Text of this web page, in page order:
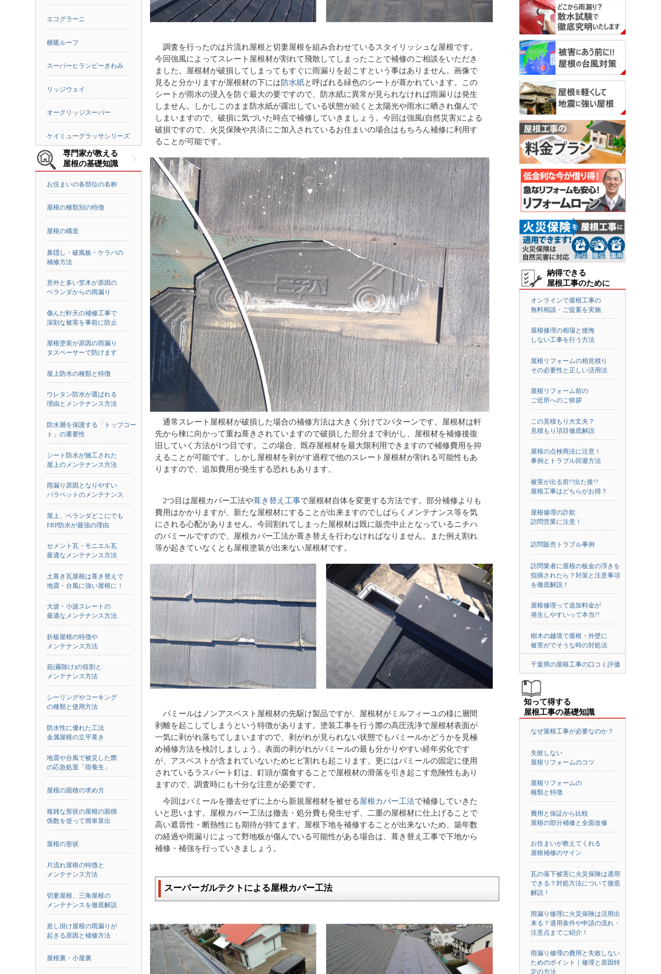
エコグラーニ
横暖ルーフ
スーパーヒランビーきわみ
リッジウェイ
オークリッジスーパー
ケイミューグラッサシリーズ
専門家が教える
屋根の基礎知識
お住まいの各部位の名称
屋根の種類別の特徴
屋根の構造
鼻隠し・破風板・ケラバの
補修方法
意外と多い笠木が原因の
ベランダからの雨漏り
傷んだ軒天の補修工事で
深刻な被害を事前に防止
屋根塗装が原因の雨漏り
タスペーサーで防げます
屋上防水の種類と特徴
ウレタン防水が選ばれる
理由とメンテナンス方法
防水層を保護する「トップコー
ト」の重要性
シート防水が施工された
屋上のメンテナンス方法
雨漏り原因となりやすい
パラペットのメンテナンス
屋上、ベランダどこにでも
FRP防水が最強の理由
セメント瓦・モニエル瓦
最適なメンテナンス方法
土葺き瓦屋根は葺き替えで
地震・台風に強い屋根に！
大波・小波スレートの
最適なメンテナンス方法
折板屋根の特徴や
メンテナンス方法
庇(霧除け)の役割と
メンテナンス方法
シーリングやコーキング
の種類と使用方法
防水性に優れた工法
金属屋根の立平葺き
地震や台風で被災した際
の応急処置「雨養生」
屋根の面積の求め方
複雑な形状の屋根の面積
係数を使って簡単算出
屋根の形状
片流れ屋根の特徴と
メンテナンス方法
切妻屋根、三角屋根の
メンテナンスを徹底解説
差し掛け屋根の雨漏りが
起きる原因と補修方法
屋根裏・小屋裏
調査を行ったのは片流れ屋根と切妻屋根を組み合わせているスタイリッシュな屋根です。
今回強風によってスレート屋根材が割れて飛散してしまったことで補修のご相談をいただき
ました。屋根材が破損してしまってもすぐに雨漏りを起こすという事はありません。画像で
見ると分かりますが屋根材の下には防水紙と呼ばれる緑色のシートが葺かれています。この
シートが雨水の浸入を防ぐ最大の要ですので、防水紙に異常が見られなければ雨漏りは発生
しません。しかしこのまま防水紙が露出している状態が続くと太陽光や雨水に晒され傷んで
しまいますので、破損に気づいた時点で補修していきましょう。今回は強風(自然災害)による
破損ですので、火災保険や共済にご加入されているお住まいの場合はもちろん補修に利用す
ることが可能です。
通常スレート屋根材が破損した場合の補修方法は大きく分けて2パターンです。屋根材は軒
先から棟に向かって重ね葺きされていますので破損した部分まで剥がし、屋根材を補修後復
旧していく方法が1つ目です。この場合、既存屋根材を最大限利用できますので補修費用を抑
えることが可能です。しかし屋根材を剥がす過程で他のスレート屋根材が割れる可能性もあ
りますので、追加費用が発生する恐れもあります。
2つ目は屋根カバー工法や葺き替え工事で屋根材自体を変更する方法です。部分補修よりも
費用はかかりますが、新たな屋根材にすることが出来ますのでしばらくメンテナンス等を気
にされる心配がありません。今回割れてしまった屋根材は既に販売中止となっているニチハ
のパミールですので、屋根カバー工法か葺き替えを行わなければなりません。また例え割れ
等が起きていなくとも屋根塗装が出来ない屋根材です。
パミールはノンアスベスト屋根材の先駆け製品ですが、屋根材がミルフィーユの様に層間
剥離を起こしてしまうという特徴があります。塗装工事を行う際の高圧洗浄で屋根材表面が
一気に剥がれ落ちてしまいますので、剥がれが見られない状態でもパミールかどうかを見極
め補修方法を検討しましょう。表面の剥がれがパミールの最も分かりやすい経年劣化です
が、アスベストが含まれていないためヒビ割れも起こります。更にはパミールの固定に使用
されているラスパート釘は、釘頭が腐食することで屋根材の滑落を引き起こす危険性もあり
ますので、調査時にも十分な注意が必要です。
今回はパミールを撤去せずに上から新規屋根材を被せる 屋根カバー工法で補修していきた
いと思います。屋根カバー工法は撤去・処分費も発生せず、二重の屋根材に仕上げることで
高い遮音性・断熱性にも期待が持てます。屋根下地を補修することが出来ないため、築年数
の経過や雨漏りによって野地板が傷んでいる可能性がある場合は、葺き替え工事で下地から
補修・補強を行っていきましょう。
スーパーガルテクトによる屋根カバー工法
納得できる
屋根工事のために
オンラインで屋根工事の
無料相談・ご提案を実施
屋根修理の相場と後悔
しない工事を行う方法
屋根リフォームの相見積り
その必要性と正しい活用法
屋根リフォーム前の
ご近所へのご挨拶
この見積もり大丈夫？
見積もり項目徹底解説
屋根の点検商法に注意！
事例とトラブル回避方法
被害が出る前!?出た後!?
屋根工事はどちらがお得？
屋根修理の詐欺
訪問営業に注意！
訪問販売トラブル事例
訪問業者に屋根の板金の浮きを
指摘されたら？対策と注意事項
を徹底解説！
屋根修理って追加料金が
発生しやすいって本当!?
樹木の越境で屋根・外壁に
被害がでそうな時の対処法
千葉県の屋根工事の口コミ評価
知って得する
屋根工事の基礎知識
なぜ屋根工事が必要なのか？
失敗しない
屋根リフォームのコツ
屋根リフォームの
種類と特徴
費用と保証から比較
屋根の部分補修と全面改修
お住まいが教えてくれる
屋根補修のサイン
瓦の落下被害に火災保険は適用
できる？対処方法について徹底
解説！
雨漏り修理に火災保険は活用出
来る？適用条件や申請の流れ・
注意点までご紹介！
雨漏り修理の費用と失敗しない
ためのポイント｜修理と原因特
定の方法